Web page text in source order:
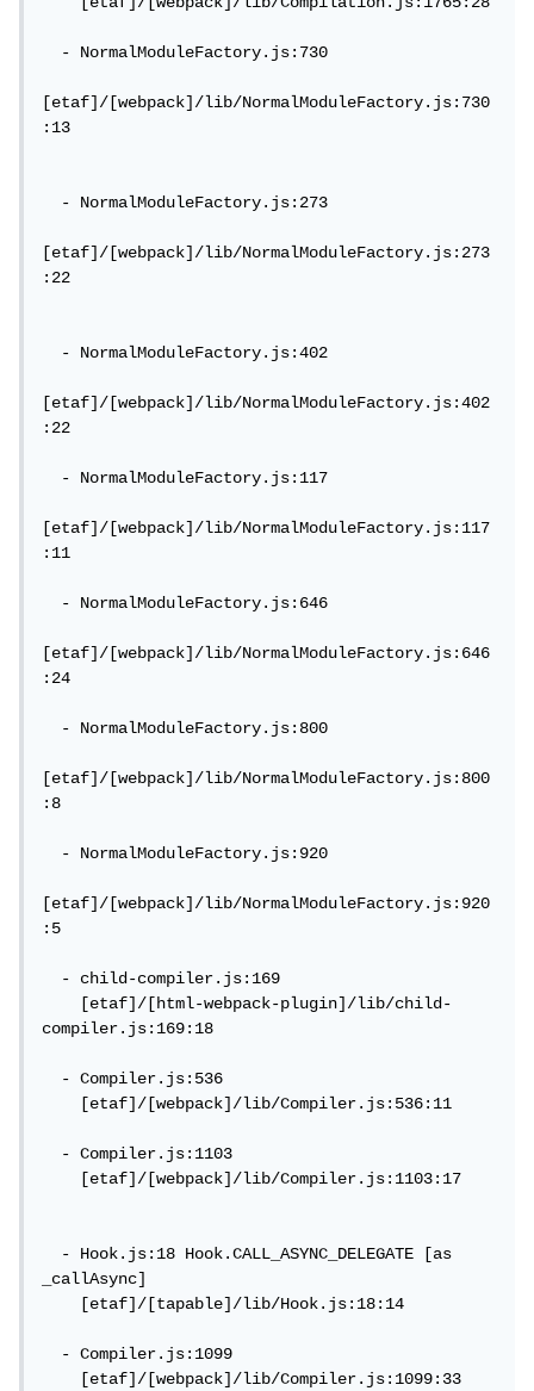
- NormalModuleFactory.js:730
[etaf]/[webpack]/lib/NormalModuleFactory.js:730
:13
- NormalModuleFactory.js:273
[etaf]/[webpack]/lib/NormalModuleFactory.js:273
:22
- NormalModuleFactory.js:402
[etaf]/[webpack]/lib/NormalModuleFactory.js:402
:22
- NormalModuleFactory.js:117
[etaf]/[webpack]/lib/NormalModuleFactory.js:117
:11
- NormalModuleFactory.js:646
[etaf]/[webpack]/lib/NormalModuleFactory.js:646
:24
- NormalModuleFactory.js:800
[etaf]/[webpack]/lib/NormalModuleFactory.js:800
:8
- NormalModuleFactory.js:920
[etaf]/[webpack]/lib/NormalModuleFactory.js:920
:5
- child-compiler.js:169
[etaf]/[html-webpack-plugin]/lib/child-
compiler.js:169:18
- Compiler.js:536
[etaf]/[webpack]/lib/Compiler.js:536:11
- Compiler.js:1103
[etaf]/[webpack]/lib/Compiler.js:1103:17
- Hook.js:18 Hook.CALL_ASYNC_DELEGATE [as
_callAsync]
[etaf]/[tapable]/lib/Hook.js:18:14
- Compiler.js:1099
[etaf]/[webpack]/lib/Compiler.js:1099:33